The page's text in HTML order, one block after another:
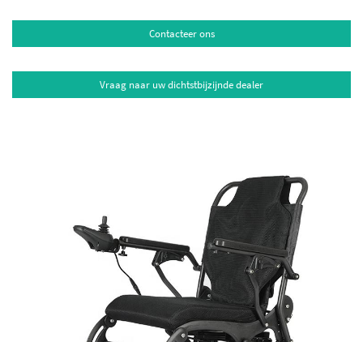
Contacteer ons
Vraag naar uw dichtstbijzijnde dealer